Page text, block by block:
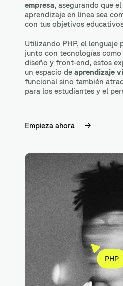
empresa, asegurando que
aprendizaje en línea sea
con tus objetivos
Utilizando PHP, el lenguaje
junto con tecnologías como
diseño y front-end, estos
un espacio de aprendizaje
funcional sino también
para los estudiantes y el
Empieza ahora
PHP